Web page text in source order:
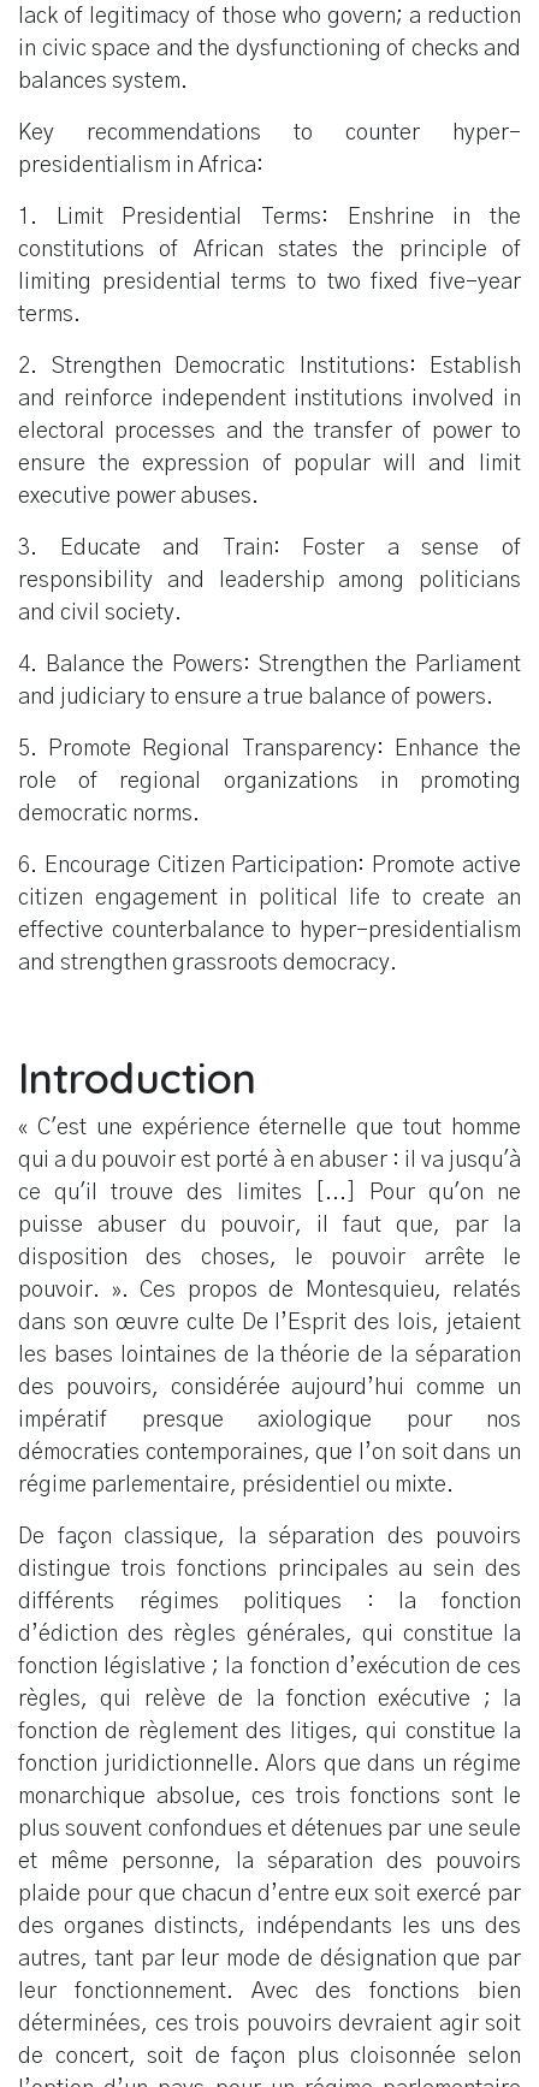
lack of legitimacy of those who govern; a reduction
in civic space and the dysfunctioning of checks and
balances system.
Key recommendations to counter hyper-
presidentialism in Africa:
1. Limit Presidential Terms: Enshrine in the
constitutions of African states the principle of
limiting presidential terms to two fixed five-year
terms.
2. Strengthen Democratic Institutions: Establish
and reinforce independent institutions involved in
electoral processes and the transfer of power to
ensure the expression of popular will and limit
executive power abuses.
3. Educate and Train: Foster a sense of
responsibility and leadership among politicians
and civil society.
4. Balance the Powers: Strengthen the Parliament
and judiciary to ensure a true balance of powers.
5. Promote Regional Transparency: Enhance the
role of regional organizations in promoting
democratic norms.
6. Encourage Citizen Participation: Promote active
citizen engagement in political life to create an
effective counterbalance to hyper-presidentialism
and strengthen grassroots democracy.
Introduction
« C'est une expérience éternelle que tout homme
qui a du pouvoir est porté à en abuser : il va jusqu'à
ce qu'il trouve des limites [...] Pour qu'on ne
puisse abuser du pouvoir, il faut que, par la
disposition des choses, le pouvoir arrête le
pouvoir. ». Ces propos de Montesquieu, relatés
dans son œuvre culte De l’Esprit des lois, jetaient
les bases lointaines de la théorie de la séparation
des pouvoirs, considérée aujourd’hui comme un
impératif presque axiologique pour nos
démocraties contemporaines, que l’on soit dans un
régime parlementaire, présidentiel ou mixte.
De façon classique, la séparation des pouvoirs
distingue trois fonctions principales au sein des
différents régimes politiques : la fonction
d’édiction des règles générales, qui constitue la
fonction législative ; la fonction d’exécution de ces
règles, qui relève de la fonction exécutive ; la
fonction de règlement des litiges, qui constitue la
fonction juridictionnelle. Alors que dans un régime
monarchique absolue, ces trois fonctions sont le
plus souvent confondues et détenues par une seule
et même personne, la séparation des pouvoirs
plaide pour que chacun d’entre eux soit exercé par
des organes distincts, indépendants les uns des
autres, tant par leur mode de désignation que par
leur fonctionnement. Avec des fonctions bien
déterminées, ces trois pouvoirs devraient agir soit
de concert, soit de façon plus cloisonnée selon